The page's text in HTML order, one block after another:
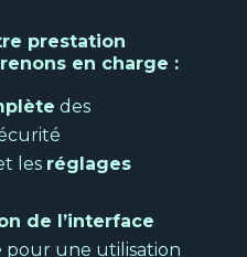
prestation
en charge :
des
les réglages
de l’interface
pour une utilisation